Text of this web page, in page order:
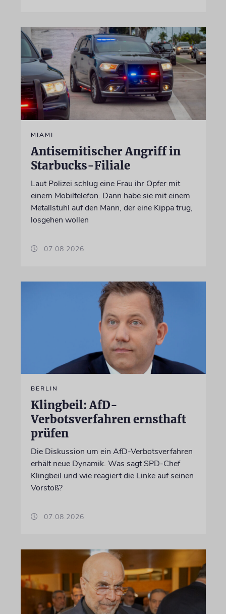
MIAMI
Antisemitischer Angriff in
Starbucks-Filiale
Laut Polizei schlug eine Frau ihr Opfer mit
einem Mobiltelefon. Dann habe sie mit einem
Metallstuhl auf den Mann, der eine Kippa trug,
losgehen wollen
07.08.2026
BERLIN
Klingbeil: AfD-
Verbotsverfahren ernsthaft
prüfen
Die Diskussion um ein AfD-Verbotsverfahren
erhält neue Dynamik. Was sagt SPD-Chef
Klingbeil und wie reagiert die Linke auf seinen
Vorstoß?
07.08.2026